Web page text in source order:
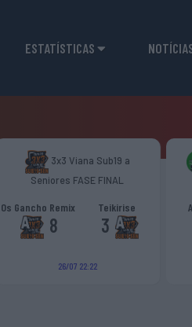
ESTATÍSTICAS
3x3 Viana Sub19 a
Seniores FASE FINAL
Os Gancho Remix
8
Teikirise
3
26/07 22:22